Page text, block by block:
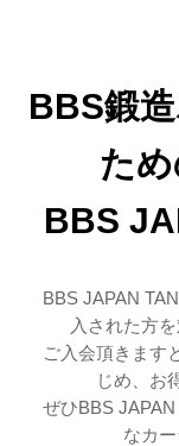
BBS鍛
た
BBS
BBS JAPAN
入された方
ご入会頂きます
じめ、お
ぜひBBS
なカ